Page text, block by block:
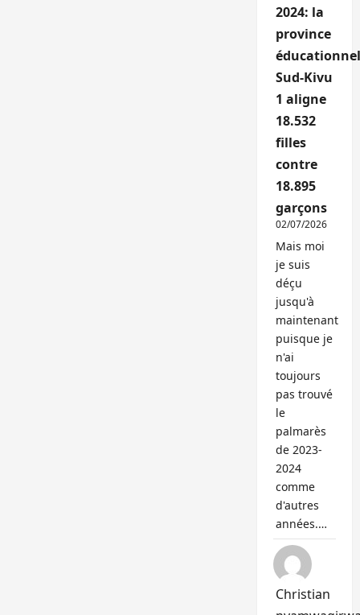
2024: la
province
Sud-Kivu
1 aligne
18.532
filles
contre
18.895
garçons
02/07/2026
Mais moi
je suis
déçu
jusqu'à
maintenant
puisque je
n'ai
toujours
pas trouvé
le
palmarès
de 2023-
2024
comme
d'autres
années.…
Christian